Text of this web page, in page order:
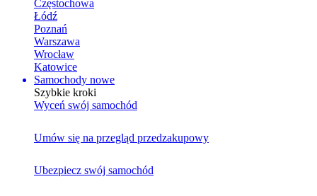
Częstochowa
Łódź
Poznań
Warszawa
Wrocław
Katowice
Samochody nowe
Szybkie kroki
Wyceń swój samochód
Umów się na przegląd przedzakupowy
Ubezpiecz swój samochód